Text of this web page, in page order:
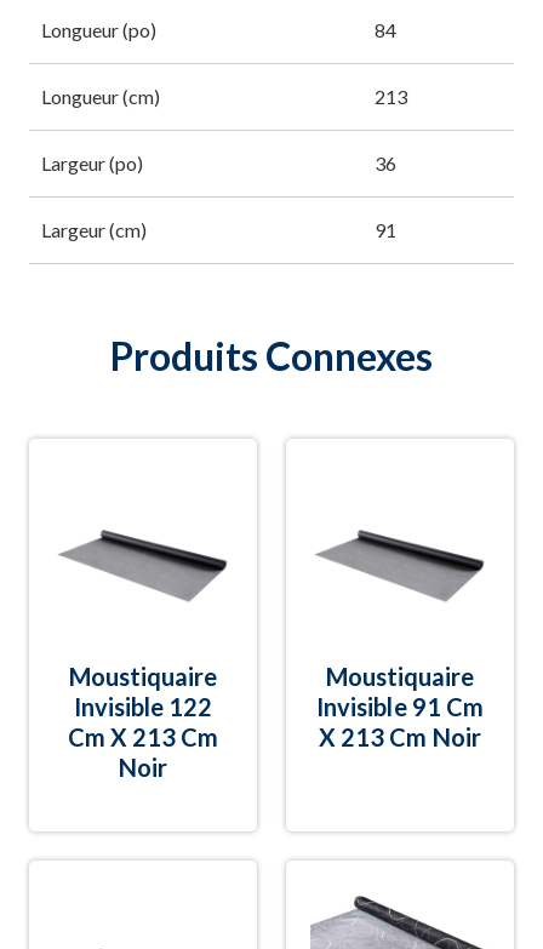
Longueur (po) 84
Longueur (cm) 213
Largeur (po) 36
Largeur (cm) 91
Produits Connexes
Moustiquaire
Invisible 122
Cm X 213 Cm
Noir
Moustiquaire
Invisible 91 Cm
X 213 Cm Noir